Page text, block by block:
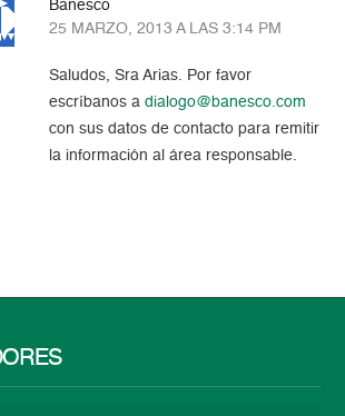
Banesco
25 MARZO, 2013 A LAS 3:14 PM
Saludos, Sra Arias. Por favor
escríbanos adialogo@banesco.com
con sus datos de contacto para remitir
la información al área responsable.